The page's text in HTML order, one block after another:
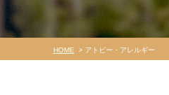
HOME アトピー・アレルギー